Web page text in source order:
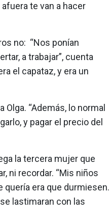
te van a hacer
no: “Nos ponían
a trabajar”, cuenta
el capataz, y era un
Olga. “Además, lo normal
y pagar el precio del
la tercera mujer que
ni recordar. “Mis niños
quería era que durmiesen.
lastimaran con las